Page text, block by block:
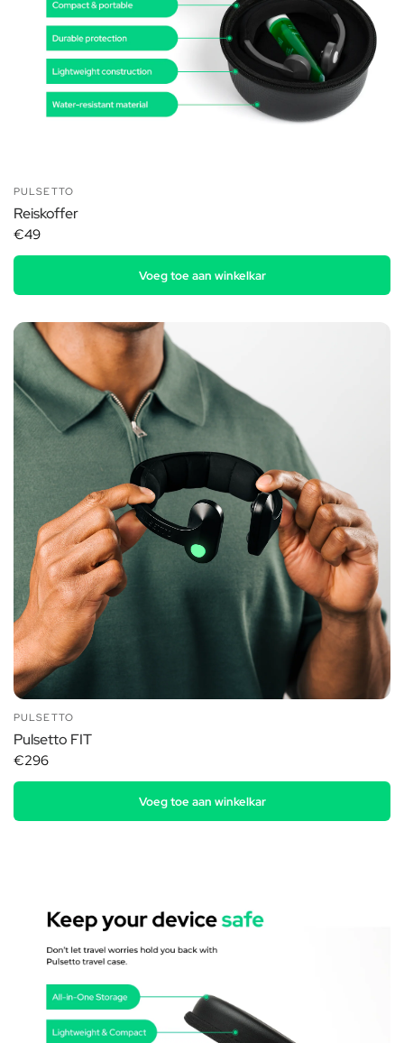
PULSETTO
Reiskoffer
€49
Voeg toe aan winkelkar
PULSETTO
Pulsetto FIT
€296
Voeg toe aan winkelkar